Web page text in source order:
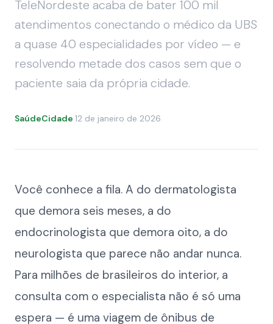
TeleNordeste acaba de bater 100 mil
atendimentos conectando o médico da UBS
a quase 40 especialidades por vídeo — e
resolvendo metade dos casos sem que o
paciente saia da própria cidade.
SaúdeCidade·12 de janeiro de 2026
Você conhece a fila. A do dermatologista
que demora seis meses, a do
endocrinologista que demora oito, a do
neurologista que parece não andar nunca.
Para milhões de brasileiros do interior, a
consulta com o especialista não é só uma
espera — é uma viagem de ônibus de